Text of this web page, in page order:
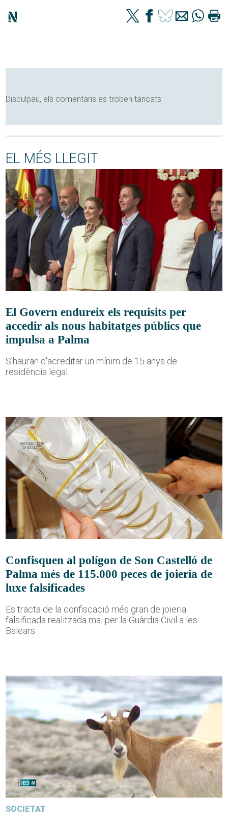
Disculpau, els comentaris es troben tancats
EL MÉS LLEGIT
El Govern endureix els requisits per
accedir als nous habitatges públics que
impulsa a Palma
S'hauran d'acreditar un mínim de 15 anys de
residència legal
Confisquen al polígon de Son Castelló de
Palma més de 115.000 peces de joieria de
luxe falsificades
Es tracta de la confiscació més gran de joieria
falsificada realitzada mai per la Guàrdia Civil a les
Balears
SOCIETAT